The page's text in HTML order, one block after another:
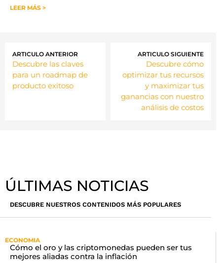
LEER MÁS >
ARTICULO ANTERIOR
Descubre las claves
para un roadmap de
producto exitoso
ARTICULO SIGUIENTE
Descubre cómo
optimizar tus recursos
y maximizar tus
ganancias con nuestro
análisis de costos
ÚLTIMAS NOTICIAS
DESCUBRE NUESTROS CONTENIDOS MÁS POPULARES
ECONOMIA
Cómo el oro y las criptomonedas pueden ser tus
mejores aliadas contra la inflación